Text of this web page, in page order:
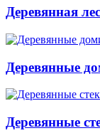
Деревянная
Деревянные
Деревянные